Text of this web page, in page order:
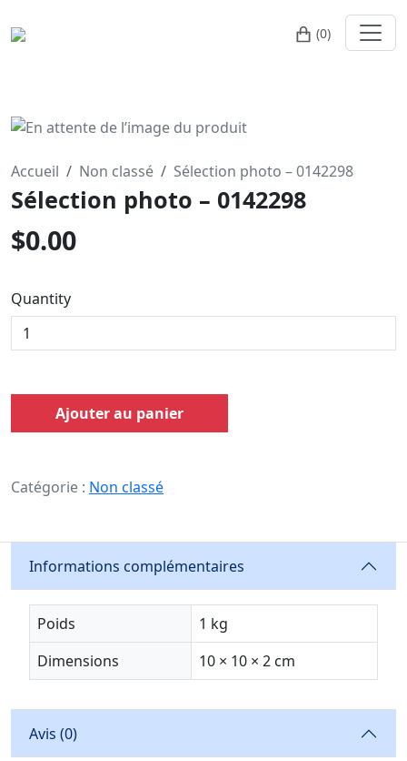
(0)
Accueil Non classé Sélection photo – 0142298
Sélection photo – 0142298
$0.00
Quantity
Ajouter au panier
Catégorie : Non classé
Informations complémentaires
Poids
1 kg
Dimensions
10 × 10 × 2 cm
Avis (0)